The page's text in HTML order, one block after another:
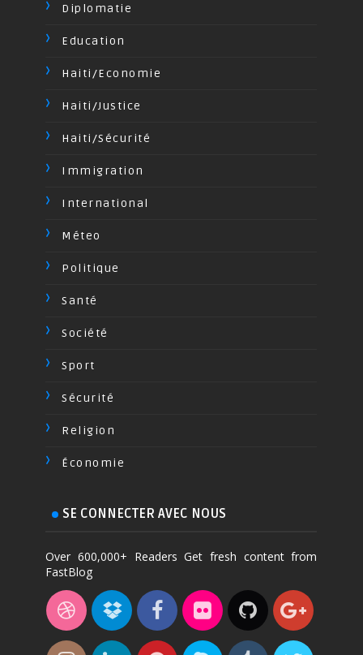
Diplomatie
Education
Haiti/Economie
Haiti/Justice
Haiti/Sécurité
Immigration
International
Méteo
Politique
Santé
Société
Sport
Sécurité
Religion
Économie
SE CONNECTER AVEC NOUS
Over 600,000+ Readers Get fresh content from
FastBlog